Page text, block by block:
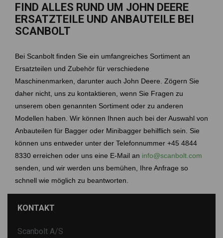
FIND ALLES RUND UM JOHN DEERE
ERSATZTEILE UND ANBAUTEILE BEI
SCANBOLT
Bei Scanbolt finden Sie ein umfangreiches Sortiment an
Ersatzteilen und Zubehör für verschiedene
Maschinenmarken, darunter auch John Deere . Zögern Sie
daher nicht, uns zu kontaktieren, wenn Sie Fragen zu
unserem oben genannten Sortiment oder zu anderen
Modellen haben. Wir können Ihnen auch bei der Auswahl von
Anbauteilen für Bagger oder Minibagger behilflich sein. Sie
können uns entweder unter der Telefonnummer +45 4844
8330 erreichen oder uns eine E-Mail an info@scanbolt.com
senden, und wir werden uns bemühen, Ihre Anfrage so
schnell wie möglich zu beantworten.
KONTAKT
Scanbolt A/S